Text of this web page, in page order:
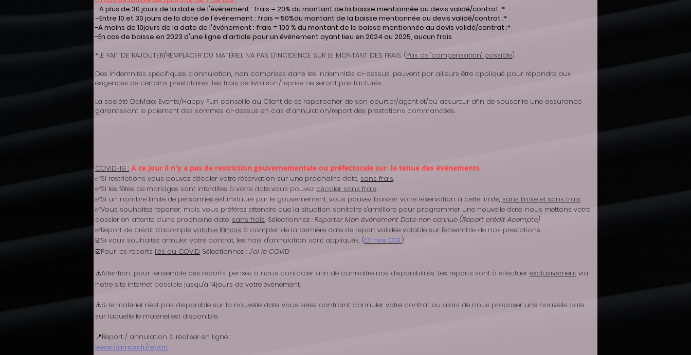
–A plus de 30 jours de la date de l'événement : frais = 20% du montant de la baisse mentionnée au devis validé/contrat ;*
–Entre 10 et 30 jours de la date de l'événement : frais = 50%du montant de la baisse mentionnée au devis validé/contrat ;*
-A moins de 10jours de la date de l'événement : frais = 100 % du montant de la baisse mentionnée au devis validé/contrat ;*
-En cas de baisse en 2023 d'une ligne d'article pour un événement ayant lieu en 2024 ou 2025, aucun frais
*LE FAIT DE RAJOUTER/REMPLACER DU MATÉRIEL N'A PAS D'INCIDENCE SUR LE MONTANT DES FRAIS, (Pas de "compensation" possible)
Des indemnités spécifiques d’annulation, non comprises dans les indemnités ci-dessus, peuvent par ailleurs être appliqué pour répondre aux
exigences de certains prestataires. Les frais de livraison/reprise ne seront pas facturés
La société DaMaxx Events/Happy Fun conseille au Client de se rapprocher de son courtier/agent et/ou assureur afin de souscrire une assurance
garantissant le paiement des sommes ci-dessus en cas d’annulation/report des prestations commandées.
COVID-19 : A ce jour il n'y a pas de restriction gouvernementale ou préfectorale sur la tenue des événements
✅Si restrictions vous pouvez décaler votre réservation sur une prochaine date, sans frais.
✅Si les fêtes de mariages sont interdites à votre date vous pouvez décaler sans frais.
✅Si un nombre limite de personnes est instauré par le gouvernement, vous pouvez baisser votre réservation à cette limite, sans limite et sans frais.
✅Vous souhaitez reporter, mais vous préférez attendre que la situation sanitaire s'améliore pour programmer une nouvelle date, nous mettons votre
dossier en attente d'une prochaine date, sans frais. Sélectionnez : Reporter Mon événement Date non connue (Report crédit Acompte)
✅Report de crédit d'acompte valable 18mois à compter de la dernière date de report validée valable sur l'ensemble de nos prestations.
☑️Si vous souhaitez annuler votre contrat, les frais d'annulation sont appliqués. (Cf nos CGL)
☑️Pour les reports liés au COVID Sélectionnez : J'ai le COVID
⚠️Attention, pour l'ensemble des reports, pensez à nous contacter afin de connaitre nos disponibilités. Les reports sont à effectuer exclusivement via
notre site internet possible jusqu'à 14jours de votre événement.
⚠️Si le matériel n'est pas disponible sur la nouvelle date, vous serez contraint d'annuler votre contrat ou alors de nous proposer une nouvelle date
sur laquelle le matériel est disponible.
📍Report / annulation à réaliser en ligne :
www.damaxx.fr/report